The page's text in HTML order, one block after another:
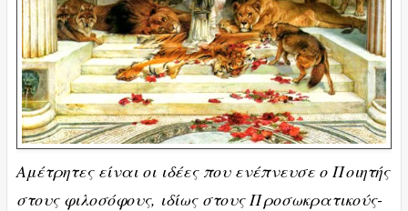
Αμέτρητες είναι οι ιδέες που ενέπνευσε ο Ποιητής
στους φιλοσόφους, ιδίως στους Προσωκρατικούς-